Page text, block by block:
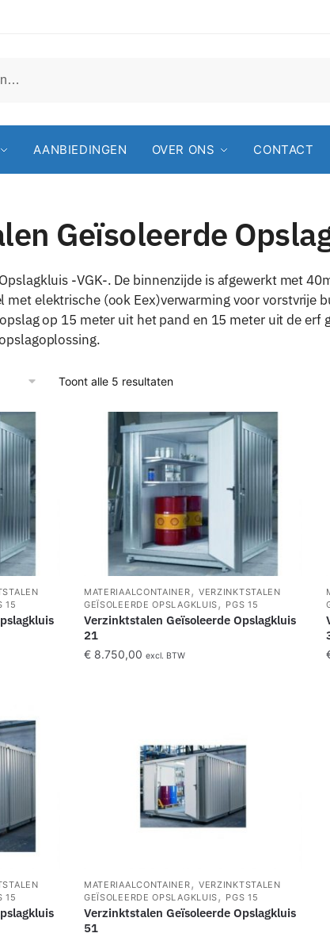
AANBIEDINGEN OVER ONS CONTACT
Geïsoleerde
-VGK-. De binnenzijde is afgewerkt met
elektrische (ook Eex)verwarming voor vorstvrije
op 15 meter uit het pand en 15 meter uit de erf
Toont alle 5 resultaten
15
MATERIAALCONTAINER, VERZINKTSTALEN
GEÏSOLEERDE OPSLAGKLUIS, PGS 15
Verzinktstalen Geïsoleerde Opslagkluis
21
€8.750,00 excl. BTW
15
MATERIAALCONTAINER, VERZINKTSTALEN
GEÏSOLEERDE OPSLAGKLUIS, PGS 15
Verzinktstalen Geïsoleerde Opslagkluis
51